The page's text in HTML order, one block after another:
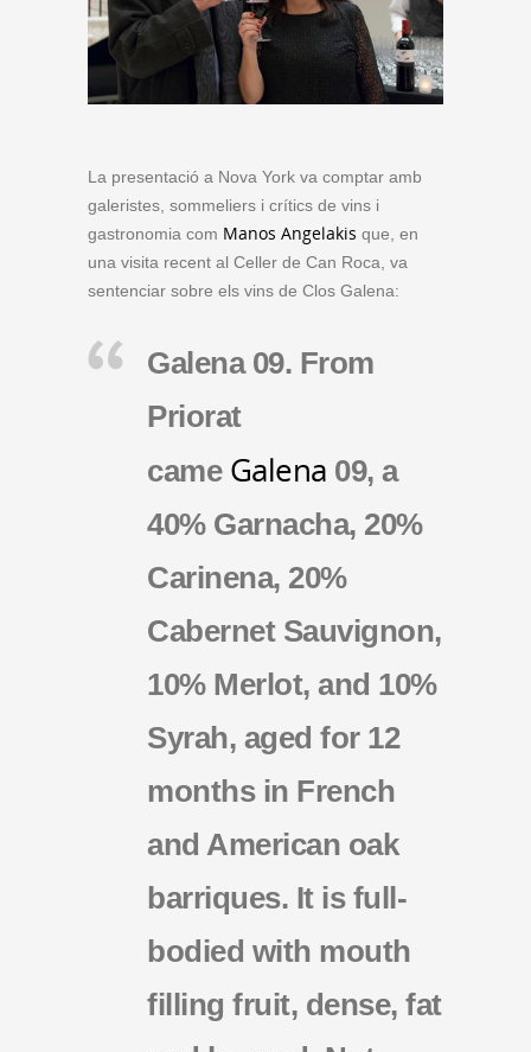
La presentació a Nova York va comptar amb
galeristes, sommeliers i crítics de vins i
gastronomia com Manos Angelakis que, en
una visita recent al Celler de Can Roca, va
sentenciar sobre els vins de Clos Galena:
Galena 09. From
Priorat
came Galena 09, a
40% Garnacha, 20%
Carinena, 20%
Cabernet Sauvignon,
10% Merlot, and 10%
Syrah, aged for 12
months in French
and American oak
barriques. It is full-
bodied with mouth
filling fruit, dense, fat